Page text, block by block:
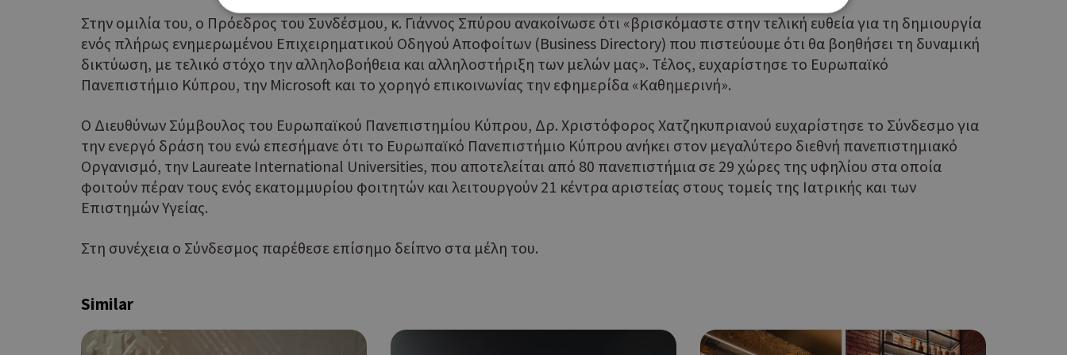
Στην ομιλία του, ο Πρόεδρος του Συνδέσμου, κ. Γιάννος Σπύρου ανακοίνωσε ότι «βρισκόμαστε στην τελική ευθεία για τη δημιουργία
ενός πλήρως ενημερωμένου Επιχειρηματικού Οδηγού Αποφοίτων (Business Directory) που πιστεύουμε ότι θα βοηθήσει τη δυναμική
δικτύωση, με τελικό στόχο την αλληλοβοήθεια και αλληλοστήριξη των μελών μας». Τέλος, ευχαρίστησε το Ευρωπαϊκό
Πανεπιστήμιο Κύπρου, την Microsoft και το χορηγό επικοινωνίας την εφημερίδα «Καθημερινή».
Ο Διευθύνων Σύμβουλος του Ευρωπαϊκού Πανεπιστημίου Κύπρου, Δρ. Χριστόφορος Χατζηκυπριανού ευχαρίστησε το Σύνδεσμο για
την ενεργό δράση του ενώ επεσήμανε ότι το Ευρωπαϊκό Πανεπιστήμιο Κύπρου ανήκει στον μεγαλύτερο διεθνή πανεπιστημιακό
Οργανισμό, την Laureate International Universities, που αποτελείται από 80 πανεπιστήμια σε 29 χώρες της υφηλίου στα οποία
φοιτούν πέραν τους ενός εκατομμυρίου φοιτητών και λειτουργούν 21 κέντρα αριστείας στους τομείς της Ιατρικής και των
Επιστημών Υγείας.
Στη συνέχεια ο Σύνδεσμος παρέθεσε επίσημο δείπνο στα μέλη του.
Similar
Απολύτως απαραίτητα Απόδοσης Στόχευσης Λειτουργικότητας
Τα απολύτως απαραίτητα cookies επιτρέπουν βασικές λειτουργίες του ιστότοπου, όπως τη σύνδεση χρήστη και τη διαχείριση λογαριασμού. Ο
ιστότοπος δεν μπορεί να χρησιμοποιηθεί σωστά χωρίς τα απολύτως απαραίτητα cookies.
Ονοματεπώνυμο
/Πεδίο Λήξη Περιγραφή
G_ENABLED_IDPS
Google LLC
.cyprusen.wiz-
συνεδρία Χρησιμοποιήθηκε για σύνδεση στο Google
περιόδου λειτουργίας χρήστη. Συνήθως είναι
σύνδεσης για έναν χρήστη μεταξύ σελίδων.